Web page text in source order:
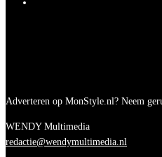
Adverteren op MonStyle.nl? Neem
WENDY Multimedia
redactie@wendymultimedia.nl